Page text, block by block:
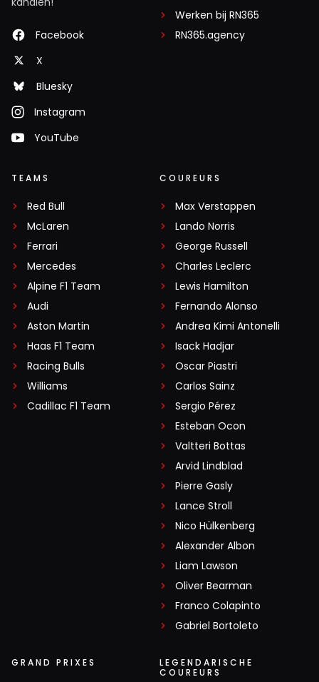
Facebook
X
Bluesky
Instagram
YouTube
Werken bij RN365
RN365.agency
TEAMS
Red Bull
McLaren
Ferrari
Mercedes
Alpine F1 Team
Audi
Aston Martin
Haas F1 Team
Racing Bulls
Williams
Cadillac F1 Team
COUREURS
Max Verstappen
Lando Norris
George Russell
Charles Leclerc
Lewis Hamilton
Fernando Alonso
Andrea Kimi Antonelli
Isack Hadjar
Oscar Piastri
Carlos Sainz
Sergio Pérez
Esteban Ocon
Valtteri Bottas
Arvid Lindblad
Pierre Gasly
Lance Stroll
Nico Hülkenberg
Alexander Albon
Liam Lawson
Oliver Bearman
Franco Colapinto
Gabriel Bortoleto
GRAND PRIXES
LEGENDARISCHE
COUREURS